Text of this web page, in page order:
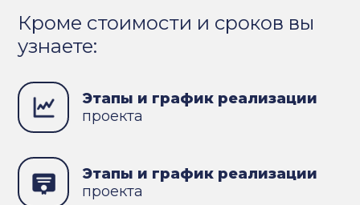
Кроме стоимости и сроков вы
узнаете:
Этапы и график реализации
проекта
Этапы и график реализации
проекта